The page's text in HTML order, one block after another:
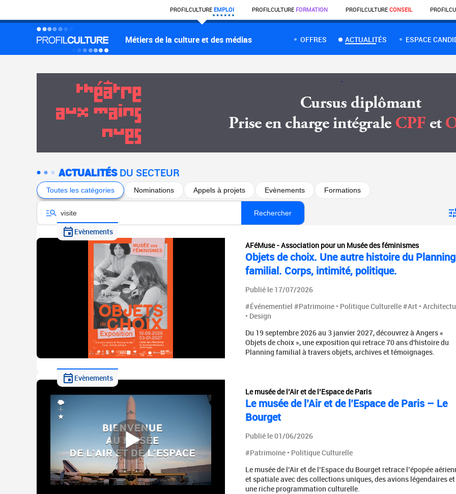
PROFILCULTURE EMPLOI PROFILCULTURE FORMATION PROFILCULTURE CONSEIL PROFIL
Métiers de la culture et des médias OFFRES ACTUALITÉS ESPACE
ACTUALITÉSDU SECTEUR
Toutes les catégories Nominations Appels à projets Evènements Formations
Rechercher
Evènements
AFéMuse - Association pour un Musée des féminismes
Objets de choix. Une autre histoire du Planning
familial. Corps, intimité, politique.
Publié le 17/07/2026
#Événementiel #Patrimoine • Politique Culturelle #Art •
• Design
Du 19 septembre 2026 au 3 janvier 2027, découvrez à Angers «
Objets de choix », une exposition qui retrace 70 ans d'histoire du
Planning familial à travers objets, archives et témoignages.
Evènements
Le musée de l’Air et de l’Espace de Paris
Le musée de l’Air et de l’Espace de Paris – Le
Bourget
Publié le 01/06/2026
#Patrimoine • Politique Culturelle
Le musée de l’Air et de l’Espace du Bourget retrace l’épopée
et spatiale avec des collections uniques, des avions légendaires et
une riche programmation culturelle.